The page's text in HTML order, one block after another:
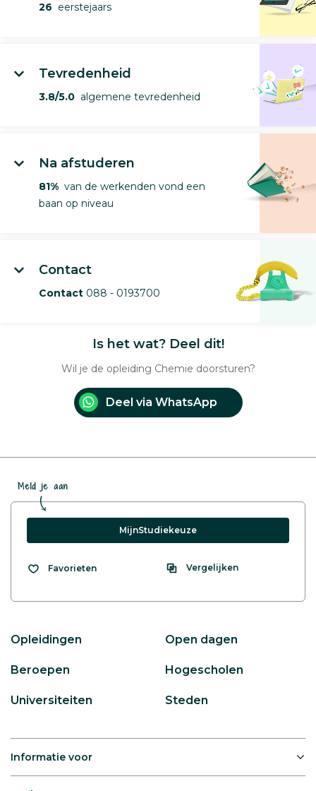
26 eerstejaars
Tevredenheid
3.8/5.0 algemene tevredenheid
Na afstuderen
81% van de werkenden vond een
baan op niveau
Contact
Contact 088 - 0193700
Is het wat? Deel dit!
Wil je de opleiding Chemie doorsturen?
Deel via WhatsApp
Meld je aan
MijnStudiekeuze
Favorieten Vergelijken
Opleidingen Open dagen
Beroepen Hogescholen
Universiteiten Steden
Informatie voor